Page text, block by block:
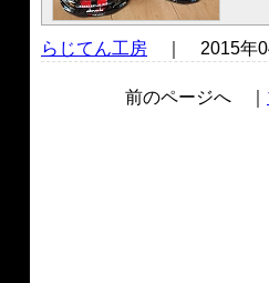
らじてん工房 ｜ 2015年
前のページへ ｜